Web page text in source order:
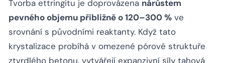
Tvorba ettringitu je doprovázena nárůstem
pevného objemu přibližně o 120–300 % ve
srovnání s původními reaktanty. Když tato
krystalizace probíhá v omezené pórové struktuře
ztvrdlého betonu, vytvářejí expanzivní síly tahová